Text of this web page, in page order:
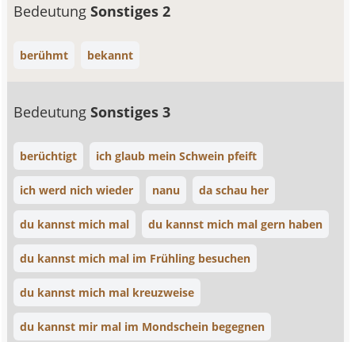
BedeutungSonstiges 2
berühmt bekannt
BedeutungSonstiges 3
berüchtigt ich glaub mein Schwein pfeift
ich werd nich wieder nanu da schau her
du kannst mich mal du kannst mich mal gern haben
du kannst mich mal im Frühling besuchen
du kannst mich mal kreuzweise
du kannst mir mal im Mondschein begegnen